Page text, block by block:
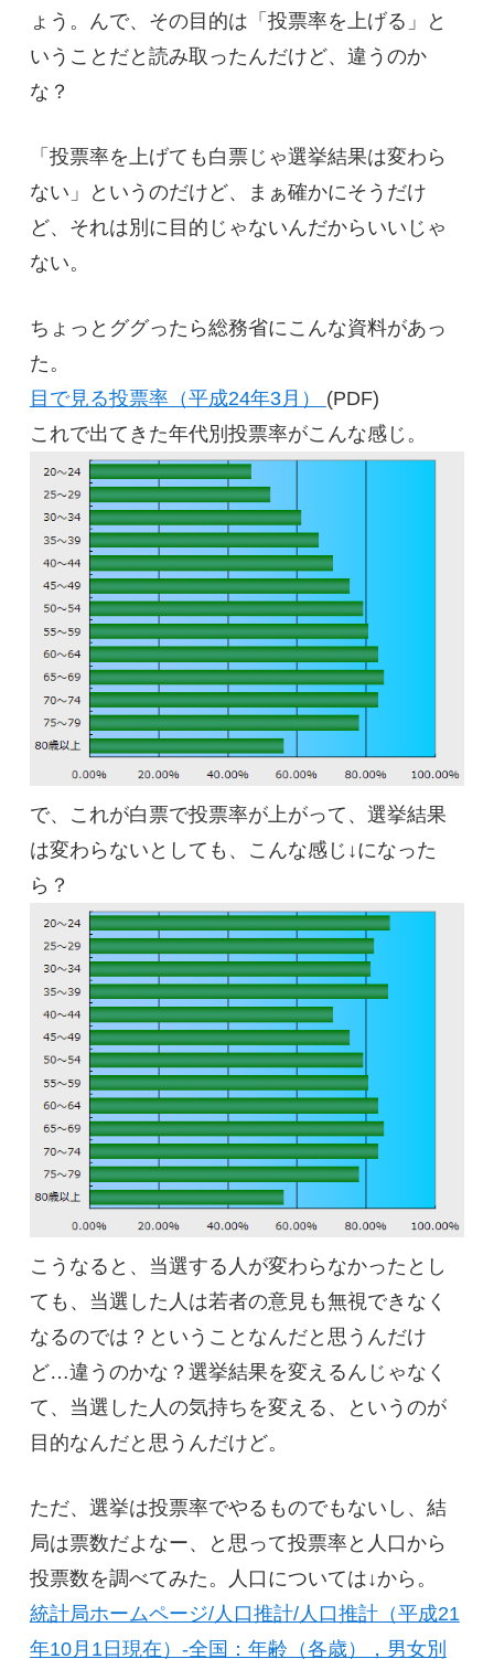
ょう。んで、その目的は「投票率を上げる」と
いうことだと読み取ったんだけど、違うのか
な？
「投票率を上げても白票じゃ選挙結果は変わら
ない」というのだけど、まぁ確かにそうだけ
ど、それは別に目的じゃないんだからいいじゃ
ない。
ちょっとググったら総務省にこんな資料があっ
た。
目で見る投票率（平成24年3月） (PDF)
これで出てきた年代別投票率がこんな感じ。
で、これが白票で投票率が上がって、選挙結果
は変わらないとしても、こんな感じ↓になった
ら？
こうなると、当選する人が変わらなかったとし
ても、当選した人は若者の意見も無視できなく
なるのでは？ということなんだと思うんだけ
ど…違うのかな？選挙結果を変えるんじゃなく
て、当選した人の気持ちを変える、というのが
目的なんだと思うんだけど。
ただ、選挙は投票率でやるものでもないし、結
局は票数だよなー、と思って投票率と人口から
投票数を調べてみた。人口については↓から。
統計局ホームページ/人口推計/人口推計（平成21
年10月1日現在）‐全国：年齢（各歳），男女別